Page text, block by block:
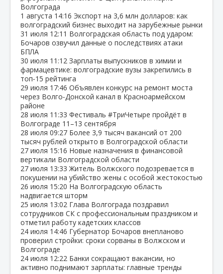
Волгограда
1 августа 14:16 Экспорт на 3,6 млн долларов: как
волгоградский бизнес выходит на зарубежные рынки
31 июля 12:11 Волгоградская область под ударом:
Бочаров озвучил данные о последствиях атаки
БПЛА
30 июля 11:12 Зарплаты выпускников в химии и
фармацевтике: волгоградские вузы закрепились в
топ‑15 рейтинга
29 июля 17:46 Объявлен конкурс на ремонт моста
через Волго‑Донской канал в Красноармейском
районе
28 июля 11:33 Фестиваль #ТриЧетыре пройдёт в
Волгограде 11–13 сентября
28 июля 09:27 Более 3,9 тысяч вакансий от 200
тысяч рублей открыто в Волгоградской области
27 июля 15:16 Новые назначения в финансовой
вертикали Волгоградской области
27 июля 13:33 Житель Волжского подозревается в
покушении на убийство жены с особой жестокостью
26 июля 15:20 На Волгоградскую область
надвигается шторм
25 июля 13:02 Глава Волгограда поздравил
сотрудников СК с профессиональным праздником и
отметил работу кадетских классов
24 июля 14:46 Губернатор Бочаров внепланово
проверил стройки: сроки сорваны в Волжском и
Волгограде
24 июля 12:22 Банки сокращают вакансии, но
активно поднимают зарплаты: главные тренды